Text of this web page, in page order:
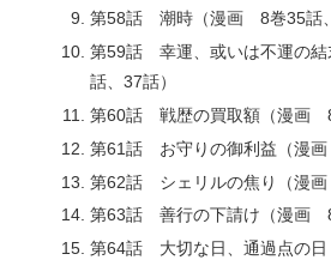
第58話 潮時（漫画 8巻35話、
第59話 幸運、或いは不運の
話、37話）
第60話 戦歴の買取額（漫画 8
第61話 お守りの御利益（漫画
第62話 シェリルの焦り（漫画
第63話 善行の下請け（漫画 8
第64話 大切な日、通過点の日